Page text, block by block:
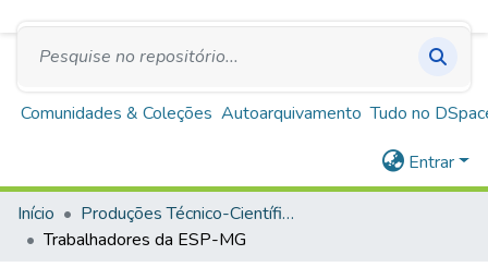
Repositório Institucional Escola de Saúde Pública
de Minas Gerais
Comunidades & Coleções Autoarquivamento Tudo no
Entrar
Início
Produções Técnico-Científicas
Trabalhadores da ESP-MG